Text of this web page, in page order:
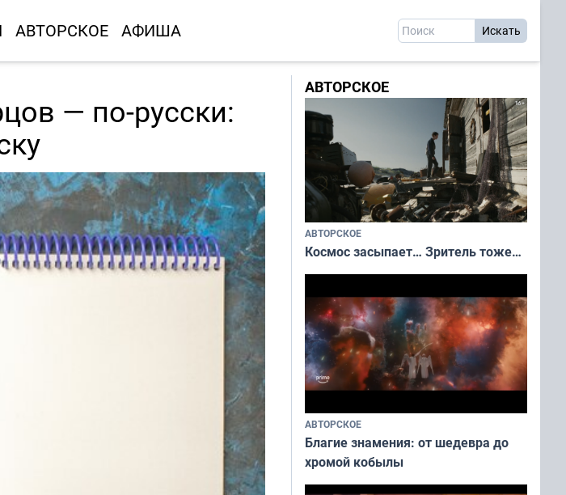
АВТОРСКОЕ АФИША
— по-русски:
АВТОРСКОЕ
АВТОРСКОЕ
Космос засыпает… Зритель тоже…
АВТОРСКОЕ
Благие знамения: от шедевра до
хромой кобылы